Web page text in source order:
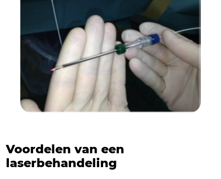
Voordelen van een
laserbehandeling